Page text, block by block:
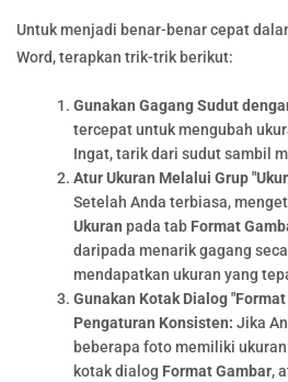
Untuk menjadi benar-benar cepat
Word, terapkan trik-trik berikut:
Gunakan Gagang Sudut
tercepat untuk mengubah
Ingat, tarik dari sudut sambil
Atur Ukuran Melalui Grup
Setelah Anda terbiasa,
Ukuran pada tab Format
daripada menarik gagang
mendapatkan ukuran yang
Gunakan Kotak Dialog
Pengaturan Konsisten: Jika
beberapa foto memiliki
kotak dialog Format Gambar,